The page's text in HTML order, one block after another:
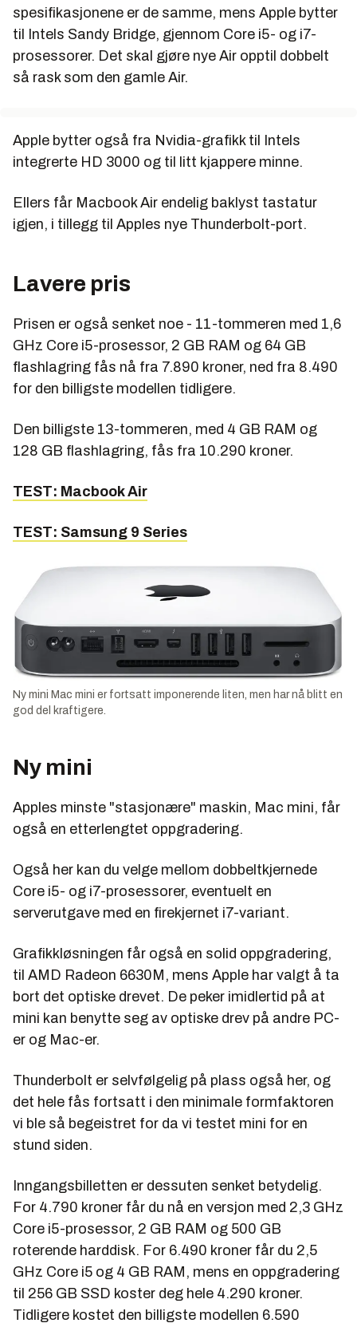
spesifikasjonene er de samme, mens Apple bytter
til Intels Sandy Bridge, gjennom Core i5- og i7-
prosessorer. Det skal gjøre nye Air opptil dobbelt
så rask som den gamle Air.
Apple bytter også fra Nvidia-grafikk til Intels
integrerte HD 3000 og til litt kjappere minne.
Ellers får Macbook Air endelig baklyst tastatur
igjen, i tillegg til Apples nye Thunderbolt-port.
Lavere pris
Prisen er også senket noe - 11-tommeren med 1,6
GHz Core i5-prosessor, 2 GB RAM og 64 GB
flashlagring fås nå fra 7.890 kroner, ned fra 8.490
for den billigste modellen tidligere.
Den billigste 13-tommeren, med 4 GB RAM og
128 GB flashlagring, fås fra 10.290 kroner.
TEST: Macbook Air
TEST: Samsung 9 Series
Ny mini Mac mini er fortsatt imponerende liten, men har nå blitt en
god del kraftigere.
Ny mini
Apples minste "stasjonære" maskin, Mac mini, får
også en etterlengtet oppgradering.
Også her kan du velge mellom dobbeltkjernede
Core i5- og i7-prosessorer, eventuelt en
serverutgave med en firekjernet i7-variant.
Grafikkløsningen får også en solid oppgradering,
til AMD Radeon 6630M, mens Apple har valgt å ta
bort det optiske drevet. De peker imidlertid på at
mini kan benytte seg av optiske drev på andre PC-
er og Mac-er.
Thunderbolt er selvfølgelig på plass også her, og
det hele fås fortsatt i den minimale formfaktoren
vi ble så begeistret for da vi testet mini for en
stund siden.
Inngangsbilletten er dessuten senket betydelig.
For 4.790 kroner får du nå en versjon med 2,3 GHz
Core i5-prosessor, 2 GB RAM og 500 GB
roterende harddisk. For 6.490 kroner får du 2,5
GHz Core i5 og 4 GB RAM, mens en oppgradering
til 256 GB SSD koster deg hele 4.290 kroner.
Tidligere kostet den billigste modellen 6.590